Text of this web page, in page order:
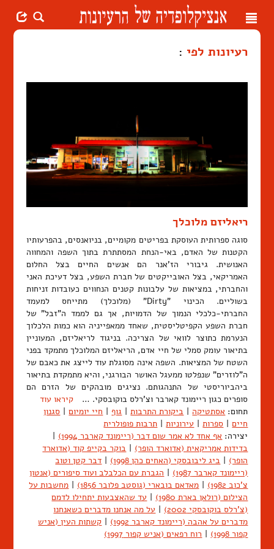
Toggle
רעיונות לפי :
ריאליזם מלוכלך
סוגה ספרותית העוסקת בפריטים מקומיים, בניואנסים, בהפרעותיו
הקטנות של האדם, באי-הנחת המסתתרת בתוך השפה והמחווה
האנושית. גיבורי הז'אנר הם אנשים החיים בצל החלום
האמריקאי, בצל האובייקטים של חברת השפע, בצל דעיכת האני
והחברתי, במציאות של עלבונות קטנים הנחווים כעובדות זניחות
בשוליים. הכינוי "Dirty" (מלוכלך) מתייחס למעמד
החברתי-כלכלי הנמוך של הדמויות, אך גם לממד ה"זבל" של
חברת השפע הקפיטליסטית, שאחד ממאפייניה הוא כמות הלכלוך
הנערמת כתוצר לוואי של הצריכה. בניגוד לריאליזם, המעוניין
בתיאור עומק סמלי של חיי אדם, הריאליזם המלוכלך מתמקד בפני
השטח של המציאות. השפה אינה מסוגלת עוד לייצג את כאבם של
ה"לוזרים" שנפלטו ממעגל האושר הבורגני, והיא מתמקדת בתיאור
ביהביוריסטי של התנהגותם. נציגים מובהקים של הזרם הם
סופרים כגון ריימונד קארבר וצ'רלס בוקובסקי. … קיראו עוד
תחום: אסתטיקה | ביקורת התרבות | גוף | חיי יומיום | סגנון
חיים | ספרות | עירוניות | תרבות פופולרית
יצירה: אף אחד לא אמר שום דבר (ריימונד קארבר 1994)
|
בדידות אמריקאית (אדוארד הופר) | בוקר בקייפ קוד (אדוארד
הופר) | ביג ליבובסקי (האחים כהן 1998) | דבר קטן וטוב
(ריימונד קארבר 1987)
| הגברת עם הכלבלב ועוד סיפורים (אנטון
צ'כוב 1982)
| מאדאם בובארי (גוסטב פלובר 1856) | מחשבות על
הצילום (רולאן בארת 1980)
| עד שהאצבעות יתחילו לדמם
(צ'רלס בוקובסקי 2002)
| על מה אנחנו מדברים כשאנחנו
מדברים על אהבה (ריימונד קארבר 1992)
| קשתות העין (אניש
קפור 1998)
| רוח רפאים (אניש קפור 1997)